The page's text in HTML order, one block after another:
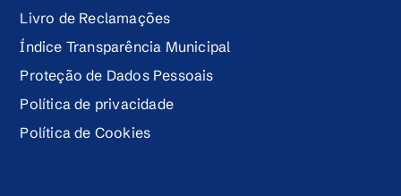
Livro de Reclamações
Índice Transparência Municipal
Proteção de Dados Pessoais
Política de privacidade
Política de Cookies